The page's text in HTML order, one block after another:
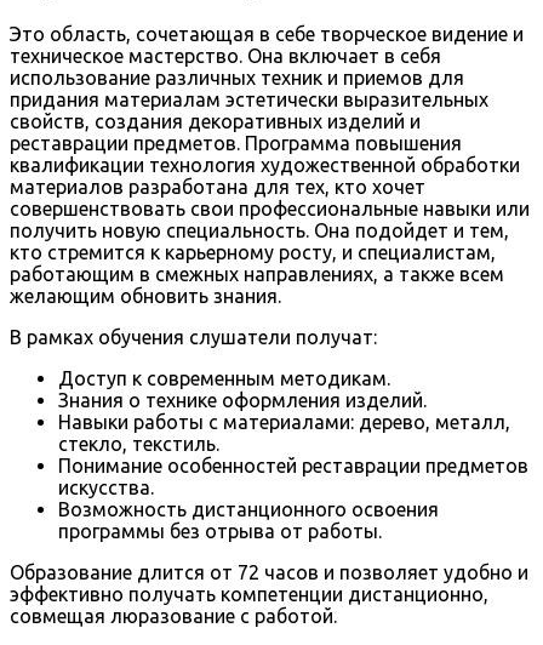
Это область, сочетающая в себе творческое видение и
техническое мастерство. Она включает в себя
использование различных техник и приемов для
придания материалам эстетически выразительных
свойств, создания декоративных изделий и
реставрации предметов. Программа повышения
квалификации технология художественной обработки
материалов разработана для тех, кто хочет
совершенствовать свои профессиональные навыки или
получить новую специальность. Она подойдет и тем,
кто стремится к карьерному росту, и специалистам,
работающим в смежных направлениях, а также всем
желающим обновить знания.
В рамках обучения слушатели получат:
Доступ к современным методикам.
Знания о технике оформления изделий.
Навыки работы с материалами: дерево, металл,
стекло, текстиль.
Понимание особенностей реставрации предметов
искусства.
Возможность дистанционного освоения
программы без отрыва от работы.
Образование длится от 72 часов и позволяет удобно и
эффективно получать компетенции дистанционно,
совмещая люразование с работой.